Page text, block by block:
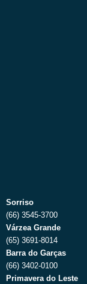
Sorriso
(66) 3545-3700
Várzea Grande
(65) 3691-8014
Barra do Garças
(66) 3402-0100
Primavera do Leste